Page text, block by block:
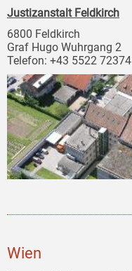
Justizanstalt Feldkirch
6800 Feldkirch
Graf Hugo Wuhrgang 2
Telefon: +43 5522 72374
Wien